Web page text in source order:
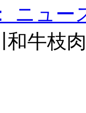
ニュー
和牛枝